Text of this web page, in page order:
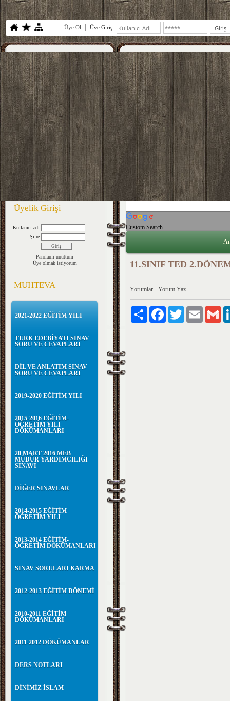
Üye Ol Üye Girişi
Üyelik Girişi
Kullanıcı adı
Şifre
Parolamı unuttum
Üye olmak istiyorum
MUHTEVA
2021-2022 EĞİTİM YILI
TÜRK EDEBİYATI SINAV
SORU VE CEVAPLARI
DİL VE ANLATIM SINAV
SORU VE CEVAPLARI
2019-2020 EĞİTİM YILI
2015-2016 EĞİTİM-
ÖĞRETİM YILI
DÖKÜMANLARI
20 MART 2016 MEB
MÜDÜR YARDIMCILIĞI
SINAVI
DİĞER SINAVLAR
2014-2015 EĞİTİM
ÖĞRETİM YILI
2013-2014 EĞİTİM-
ÖĞRETİM DÖKÜMANLARI
SINAV SORULARI KARMA
2012-2013 EĞİTİM DÖNEMİ
2010-2011 EĞİTİM
DÖKÜMANLARI
2011-2012 DÖKÜMANLAR
DERS NOTLARI
DİNİMİZ İSLAM
Custom Search
11.SINIF TED
Yorumlar - Yorum Yaz
Paylaş FacebookTwitter Email